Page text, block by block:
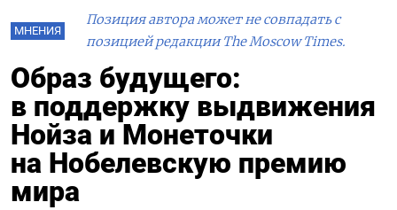
МНЕНИЯ
Позиция автора может не совпадать с
позицией редакции The Moscow Times.
Образ будущего:
в поддержку выдвижения
Нойза и Монеточки
на Нобелевскую премию
мира